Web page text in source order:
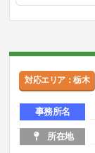
対応エリア：栃木
事務所名
所在地